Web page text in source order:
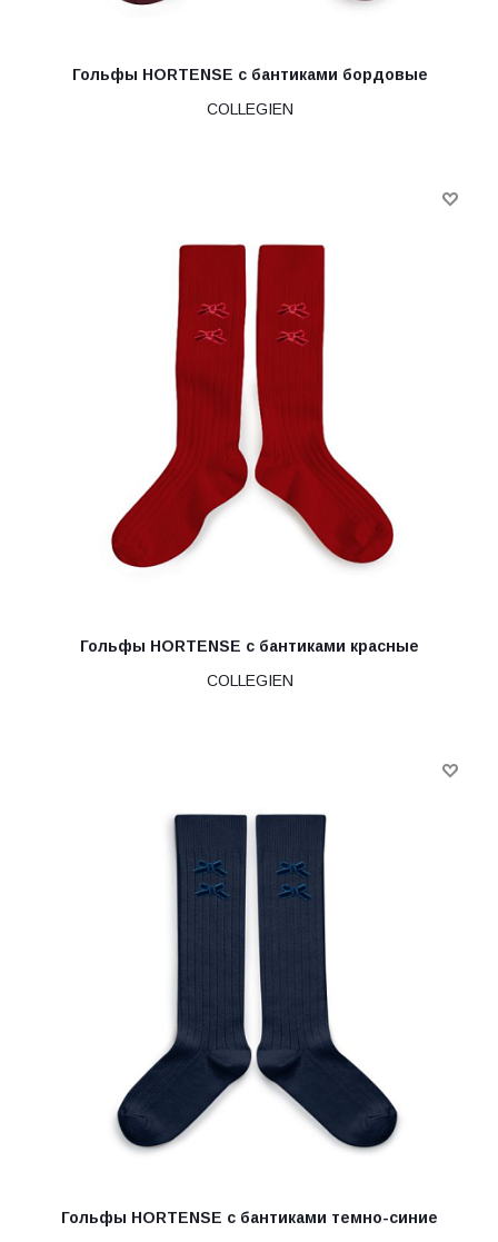
Гольфы HORTENSE с бантиками бордовые
COLLEGIEN
Гольфы HORTENSE с бантиками красные
COLLEGIEN
Гольфы HORTENSE с бантиками темно-синие